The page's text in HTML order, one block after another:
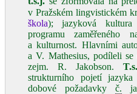
v Pražském lingvistickém
škola); jazyková kultura
programu zaměřeného
a kulturnost. Hlavními
a V. Mathesius, podíleli
zejm. R. Jakobson.
strukturního pojetí
dobové požadavky č.